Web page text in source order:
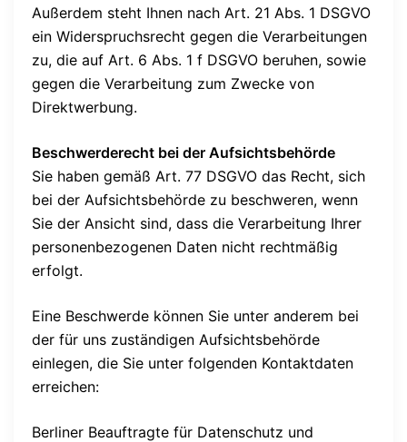
Außerdem steht Ihnen nach Art. 21 Abs. 1 DSGVO
ein Widerspruchsrecht gegen die Verarbeitungen
zu, die auf Art. 6 Abs. 1 f DSGVO beruhen, sowie
gegen die Verarbeitung zum Zwecke von
Direktwerbung.
Beschwerderecht bei der Aufsichtsbehörde
Sie haben gemäß Art. 77 DSGVO das Recht, sich
bei der Aufsichtsbehörde zu beschweren, wenn
Sie der Ansicht sind, dass die Verarbeitung Ihrer
personenbezogenen Daten nicht rechtmäßig
erfolgt.
Eine Beschwerde können Sie unter anderem bei
der für uns zuständigen Aufsichtsbehörde
einlegen, die Sie unter folgenden Kontaktdaten
erreichen:
Berliner Beauftragte für Datenschutz und